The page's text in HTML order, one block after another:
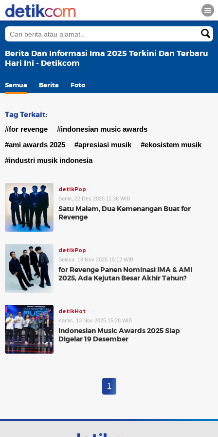
Berita Dan Informasi Ima 2025 Terkini Dan Terbaru
Hari Ini - Detikcom
Semua Berita Foto
Tag Terkait:
#for revenge
#indonesian music awards
#ami awards 2025
#apresiasi musik
#ekosistem musik
#industri musik indonesia
detikPop
Senin, 22 Des 2025 11:36 WIB
Satu Malam, Dua Kemenangan Buat for
Revenge
detikPop
Selasa, 18 Nov 2025 15:12 WIB
for Revenge Panen Nominasi IMA & AMI
2025, Ada Kejutan Besar Akhir Tahun?
detikHot
Kamis, 13 Nov 2025 15:28 WIB
Indonesian Music Awards 2025 Siap
Digelar 19 Desember
1